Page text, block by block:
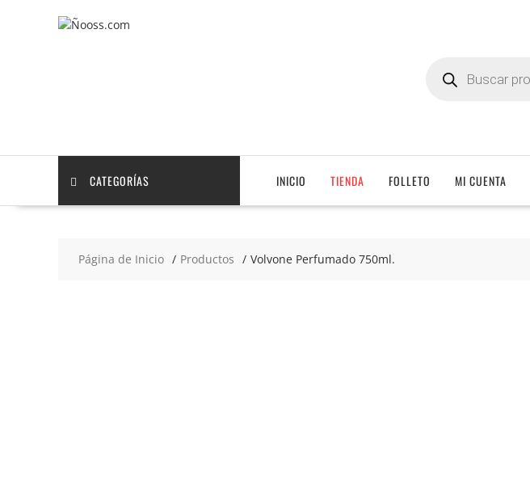
productos
CATEGORÍAS INICIO TIENDA FOLLETO MI CUENTA
Página de Inicio Productos Volvone Perfumado 750ml.